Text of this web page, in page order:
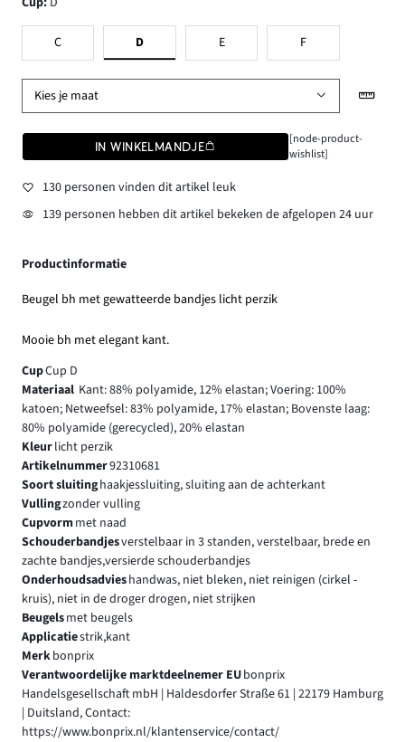
C D E F
Kies je maat
IN WINKELMANDJE
[node-product-
wishlist]
130 personen vinden dit artikel leuk
139 personen hebben dit artikel bekeken de afgelopen 24 uur
Productinformatie
Beugel bh met gewatteerde bandjes licht perzik
Mooie bh met elegant kant.
CupCup D
Materiaal Kant: 88% polyamide, 12% elastan; Voering: 100%
katoen; Netweefsel: 83% polyamide, 17% elastan; Bovenste laag:
80% polyamide (gerecycled), 20% elastan
Kleurlicht perzik
Artikelnummer92310681
Soort sluitinghaakjessluiting, sluiting aan de achterkant
Vullingzonder vulling
Cupvormmet naad
Schouderbandjesverstelbaar in 3 standen, verstelbaar, brede en
zachte bandjes,versierde schouderbandjes
Onderhoudsadvieshandwas, niet bleken, niet reinigen (cirkel -
kruis), niet in de droger drogen, niet strijken
Beugelsmet beugels
Applicatiestrik,kant
Merkbonprix
Verantwoordelijke marktdeelnemer EUbonprix
Handelsgesellschaft mbH | Haldesdorfer Straße 61 | 22179 Hamburg
| Duitsland, Contact:
https://www.bonprix.nl/klantenservice/contact/